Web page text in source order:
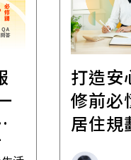
打造安
修前必
居住規